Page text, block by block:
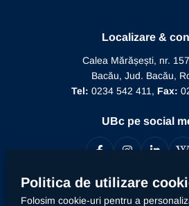
Relații internaționale
Informații de interes public
Documente interne
Recunoaștere funcție didactică
Recunoaștere conducător
Localizare &
Calea Mărășești, nr.
Bacău, Jud. Bacău,
Tel: 0234 542 411, Fax:
UBc pe social
Contact
Politica de utilizare
Folosim cookie-uri pentru a